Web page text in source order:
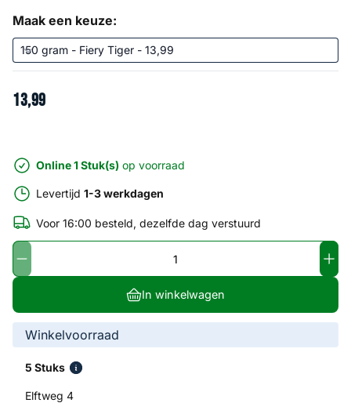
Maak een keuze:
13,99
Online 1 Stuk(s) op voorraad
Levertijd 1-3 werkdagen
Voor 16:00 besteld, dezelfde dag verstuurd
In winkelwagen
Winkelvoorraad
5 Stuks
Elftweg 4